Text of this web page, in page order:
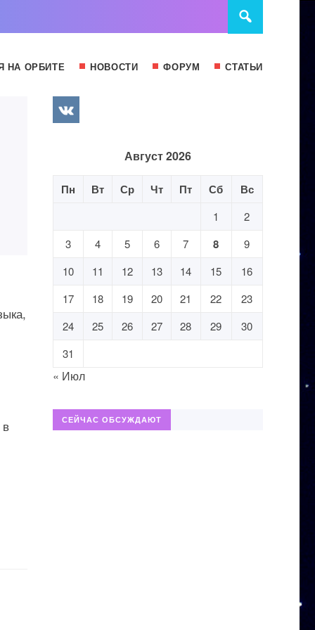
НА ОРБИТЕ НОВОСТИ ФОРУМ СТАТЬИ
Август 2026
Пн Вт Ср Чт Пт Сб Вс
1
2
3
4 5 6 7 8
9
10
11 12 13 14 15
16
17
18 19 20 21 22
23
24
25 26 27 28 29
30
31
« Июл
СЕЙЧАС ОБСУЖДАЮТ